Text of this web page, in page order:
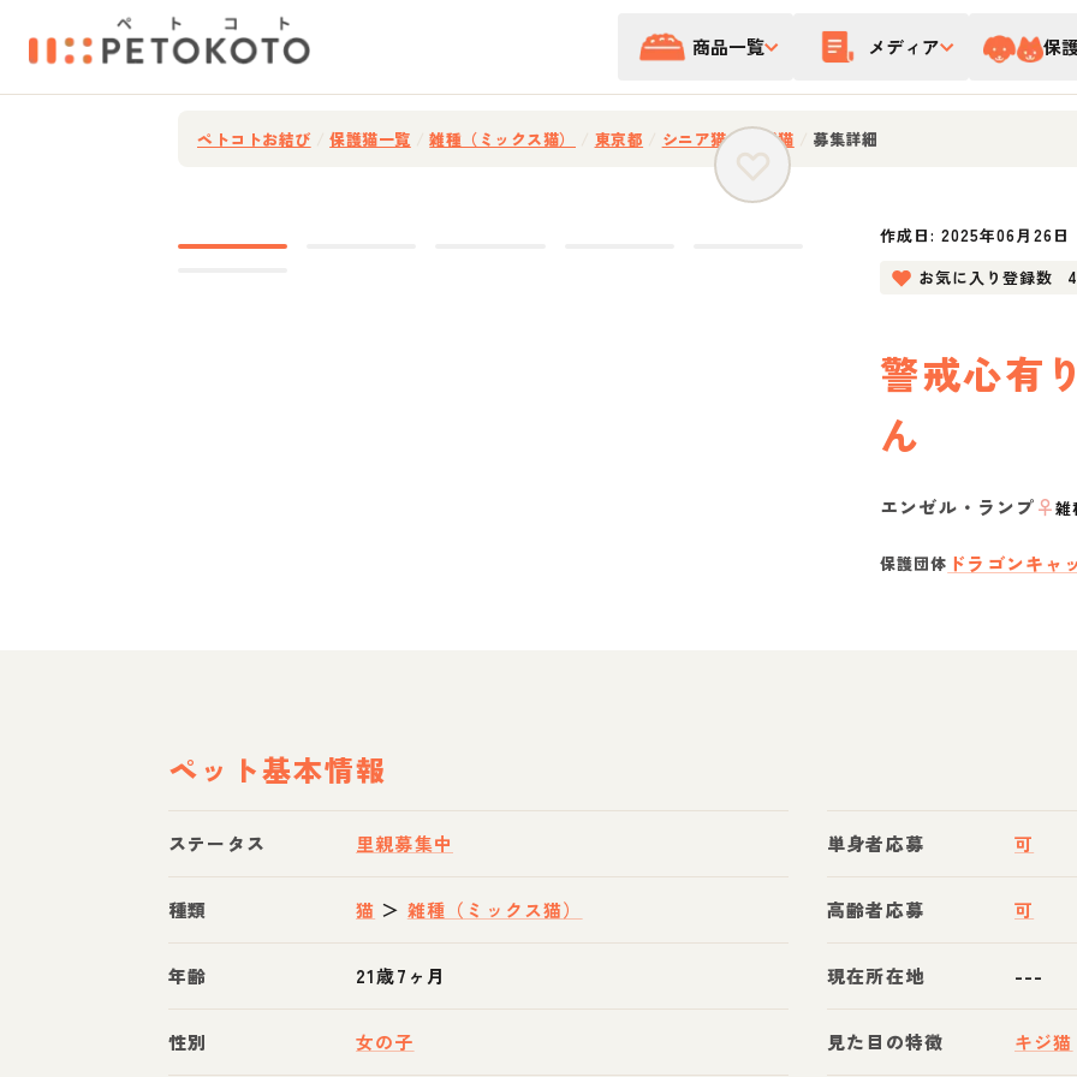
商品一覧 メディア 保
ペトコトお結び 保護猫一覧 雑種（ミックス猫） 東京都 シニア猫 / キジ猫 募集詳細
作成日:2025年06月26日
お気に入り登録数
警戒心有
ん
エンゼル・ランプ♀雑
保護団体 ドラゴンキャ
ペット基本情報
ステータス 里親募集中
種類 猫 ＞ 雑種（ミックス猫）
年齢 21歳7ヶ月
性別 女の子
単身者応募 可
高齢者応募 可
現在所在地 ---
見た目の特徴 キジ猫